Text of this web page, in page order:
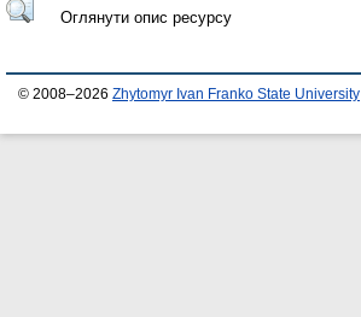
Оглянути опис ресурсу
© 2008–2026 Zhytomyr Ivan Franko State University